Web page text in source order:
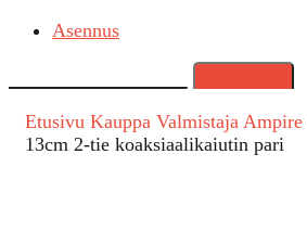
Asennus
Etusivu Kauppa Valmistaja Ampire
13cm 2-tie koaksiaalikaiutin pari